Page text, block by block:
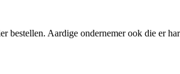
bestellen. Aardige ondernemer ook die er